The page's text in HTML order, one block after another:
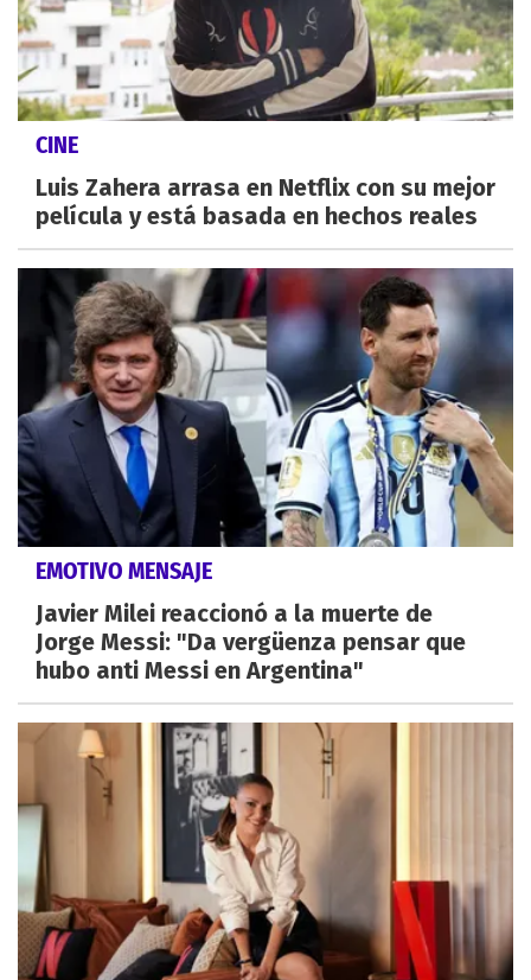
CINE
Luis Zahera arrasa en Netflix con su mejor
película y está basada en hechos reales
EMOTIVO MENSAJE
Javier Milei reaccionó a la muerte de
Jorge Messi: "Da vergüenza pensar que
hubo anti Messi en Argentina"